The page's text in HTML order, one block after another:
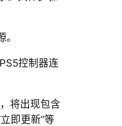
控制器连
将出现包含
即更新”等